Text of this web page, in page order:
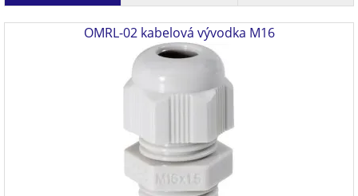
OMRL-02 kabelová vývodka M16